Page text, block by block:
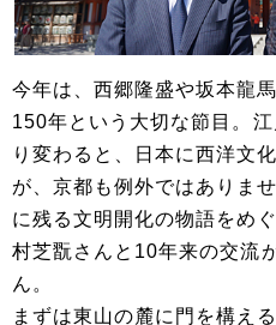
今年は、西郷隆盛や坂本龍
150年という大切な節目。
り変わると、日本に西洋文
が、京都も例外ではありま
に残る文明開化の物語をめ
村芝翫さんと10年来の交流
ん。
まずは東山の麓に門を構え